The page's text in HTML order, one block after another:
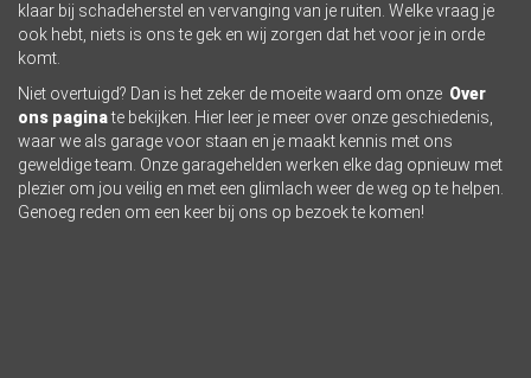
klaar bij schadeherstel en vervanging van je ruiten. Welke vraag je
ook hebt, niets is ons te gek en wij zorgen dat het voor je in orde
komt.
Niet overtuigd? Dan is het zeker de moeite waard om onze Over
ons paginate bekijken. Hier leer je meer over onze geschiedenis,
waar we als garage voor staan en je maakt kennis met ons
geweldige team. Onze garagehelden werken elke dag opnieuw met
plezier om jou veilig en met een glimlach weer de weg op te helpen.
Genoeg reden om een keer bij ons op bezoek te komen!